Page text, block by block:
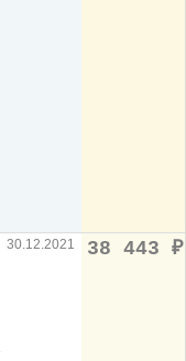
30.12.2021 38 443 ₽